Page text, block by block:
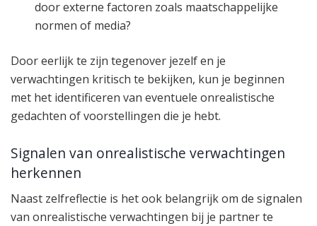
door externe factoren zoals maatschappelijke
normen of media?
Door eerlijk te zijn tegenover jezelf en je
verwachtingen kritisch te bekijken, kun je beginnen
met het identificeren van eventuele onrealistische
gedachten of voorstellingen die je hebt.
Signalen van onrealistische verwachtingen
herkennen
Naast zelfreflectie is het ook belangrijk om de signalen
van onrealistische verwachtingen bij je partner te